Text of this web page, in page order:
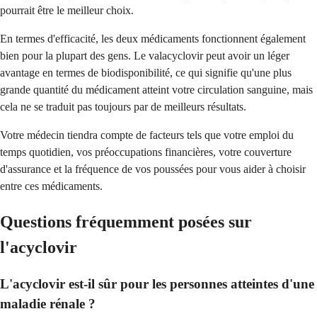
pourrait être le meilleur choix.
En termes d'efficacité, les deux médicaments fonctionnent également
bien pour la plupart des gens. Le valacyclovir peut avoir un léger
avantage en termes de biodisponibilité, ce qui signifie qu'une plus
grande quantité du médicament atteint votre circulation sanguine, mais
cela ne se traduit pas toujours par de meilleurs résultats.
Votre médecin tiendra compte de facteurs tels que votre emploi du
temps quotidien, vos préoccupations financières, votre couverture
d'assurance et la fréquence de vos poussées pour vous aider à choisir
entre ces médicaments.
Questions fréquemment posées sur
l'acyclovir
L'acyclovir est-il sûr pour les personnes atteintes d'une
maladie rénale ?